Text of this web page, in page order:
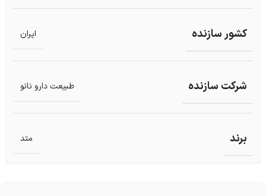
کشور سازنده ایران
شرکت سازنده طبیعت دارو نانو
برند متد